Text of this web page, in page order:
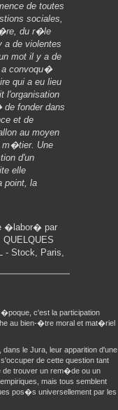
de toutes
sociales,
du r�le
de violentes
mot il y a de
a convoqu�
qui a eu lieu
l'organisation
fonder dans
et de
au moyen
Une
d'un
elle
point, la
�labor� par
- Stock, Paris,
c'est la participation
au bien-�tre moral et mat�riel
le Jura, leur apparition d'une
de cette question tant
trouver un rem�de ou un
mais tous semblent
pos�s universellement par les